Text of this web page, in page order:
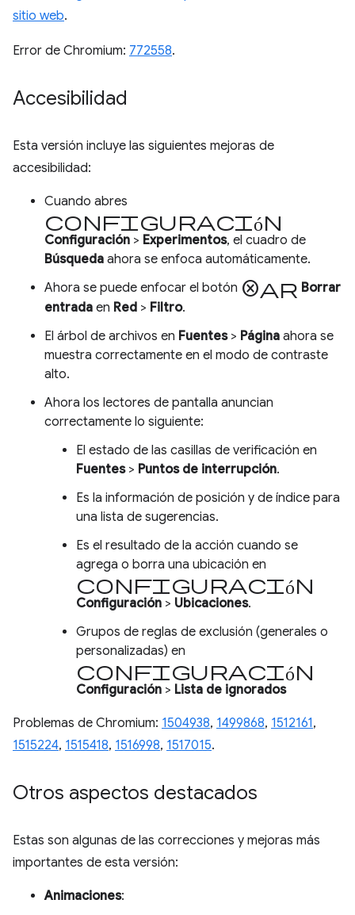
sitio web.
Error de Chromium: 772558.
Accesibilidad
Esta versión incluye las siguientes mejoras de
accesibilidad:
Cuando abres
Configuración
Configuración > Experimentos, el cuadro de
Búsqueda ahora se enfoca automáticamente.
Ahora se puede enfocar el botón cancelar Borrar
entrada en Red > Filtro.
El árbol de archivos en Fuentes> Página ahora se
muestra correctamente en el modo de contraste
alto.
Ahora los lectores de pantalla anuncian
correctamente lo siguiente:
El estado de las casillas de verificación en
Fuentes> Puntos de interrupción.
Es la información de posición y de índice para
una lista de sugerencias.
Es el resultado de la acción cuando se
agrega o borra una ubicación en
configuración
Configuración > Ubicaciones.
Grupos de reglas de exclusión (generales o
personalizadas) en
configuración
Configuración > Lista de ignorados
Problemas de Chromium: 1504938, 1499868, 1512161,
1515224, 1515418, 1516998, 1517015.
Otros aspectos destacados
Estas son algunas de las correcciones y mejoras más
importantes de esta versión:
Animaciones: